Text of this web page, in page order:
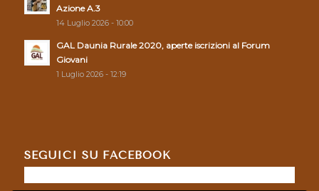
Azione A.3
14 Luglio 2026 - 10:00
GAL Daunia Rurale 2020, aperte iscrizioni al Forum
Giovani
1 Luglio 2026 - 12:19
SEGUICI SU FACEBOOK